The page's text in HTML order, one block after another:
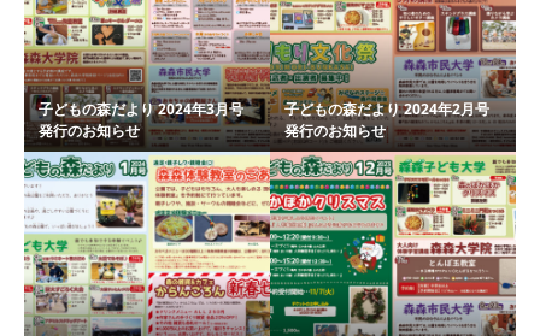
子どもの森だより 2024年3月号
発行のお知らせ
子どもの森だより 2024年2月号
発行のお知らせ